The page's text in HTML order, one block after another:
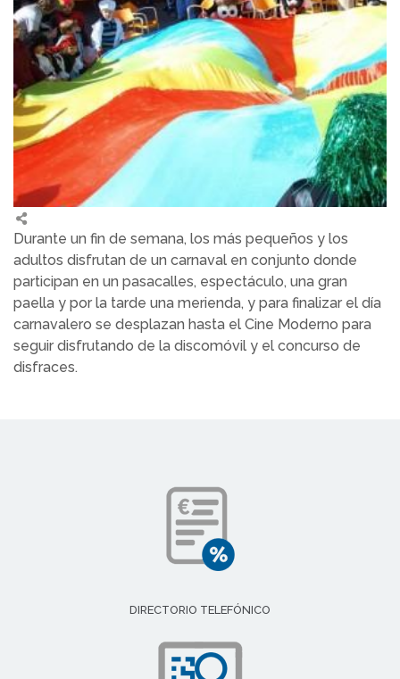
Durante un fin de semana, los más pequeños y los
adultos disfrutan de un carnaval en conjunto donde
participan en un pasacalles, espectáculo, una gran
paella y por la tarde una merienda, y para finalizar el día
carnavalero se desplazan hasta el Cine Moderno para
seguir disfrutando de la discomóvil y el concurso de
disfraces.
DIRECTORIO TELEFÓNICO